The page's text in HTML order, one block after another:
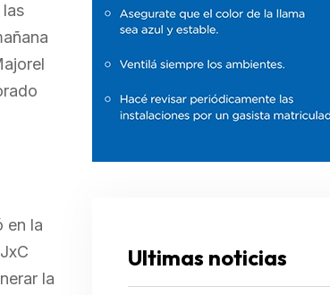
en la
la
Ultimas noticias